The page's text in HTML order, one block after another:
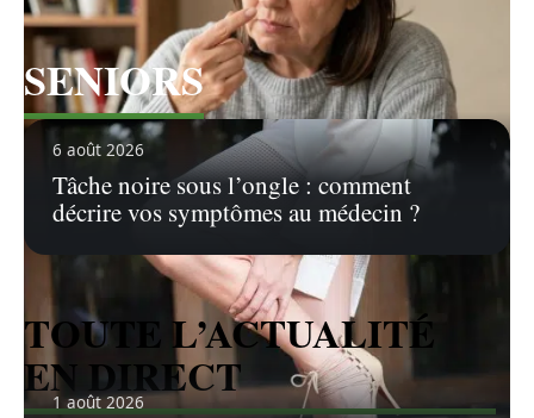
6 août 2026
Tâche noire sous l’ongle : comment
décrire vos symptômes au médecin ?
SENIORS
1 août 2026
Voir tous les articles
TOUTE L’ACTUALITÉ
EN DIRECT